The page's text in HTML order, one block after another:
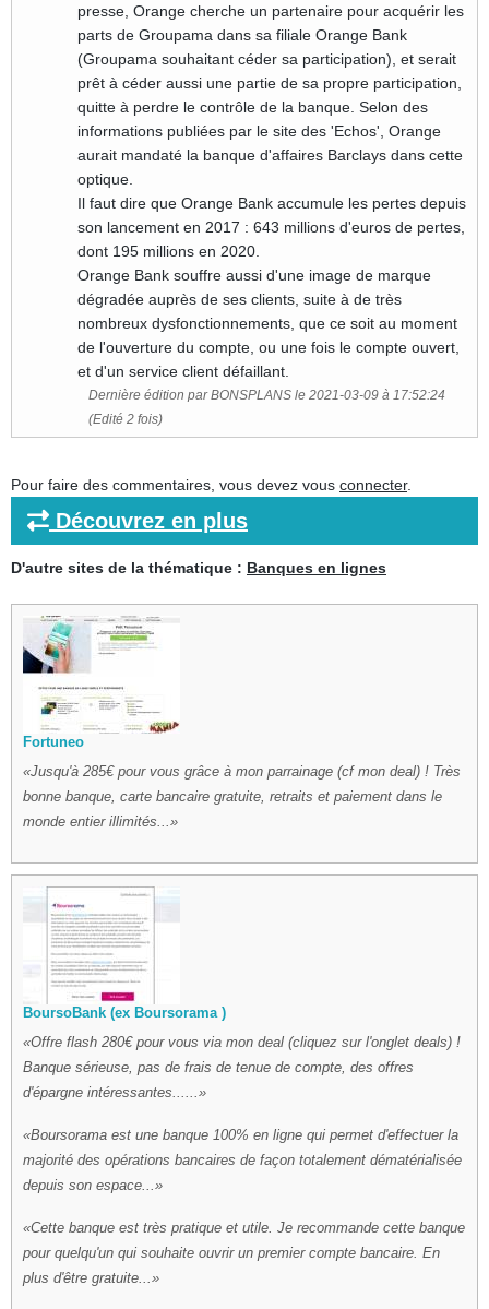
presse, Orange cherche un partenaire pour acquérir les
parts de Groupama dans sa filiale Orange Bank
(Groupama souhaitant céder sa participation), et serait
prêt à céder aussi une partie de sa propre participation,
quitte à perdre le contrôle de la banque. Selon des
informations publiées par le site des 'Echos', Orange
aurait mandaté la banque d'affaires Barclays dans cette
optique.
Il faut dire que Orange Bank accumule les pertes depuis
son lancement en 2017 : 643 millions d'euros de pertes,
dont 195 millions en 2020.
Orange Bank souffre aussi d'une image de marque
dégradée auprès de ses clients, suite à de très
nombreux dysfonctionnements, que ce soit au moment
de l'ouverture du compte, ou une fois le compte ouvert,
et d'un service client défaillant.
Dernière édition par BONSPLANS le 2021-03-09 à 17:52:24
(Edité 2 fois)
Pour faire des commentaires, vous devez vous connecter.
Découvrez en plus
D'autre sites de la thématique : Banques en lignes
Fortuneo
Jusqu'à 285€ pour vous grâce à mon parrainage (cf mon deal) ! Très
bonne banque, carte bancaire gratuite, retraits et paiement dans le
monde entier illimités...
BoursoBank (ex Boursorama )
Offre flash 280€ pour vous via mon deal (cliquez sur l'onglet deals) !
Banque sérieuse, pas de frais de tenue de compte, des offres
d'épargne intéressantes......
Boursorama est une banque 100% en ligne qui permet d'effectuer la
majorité des opérations bancaires de façon totalement dématérialisée
depuis son espace...
Cette banque est très pratique et utile. Je recommande cette banque
pour quelqu'un qui souhaite ouvrir un premier compte bancaire. En
plus d'être gratuite...